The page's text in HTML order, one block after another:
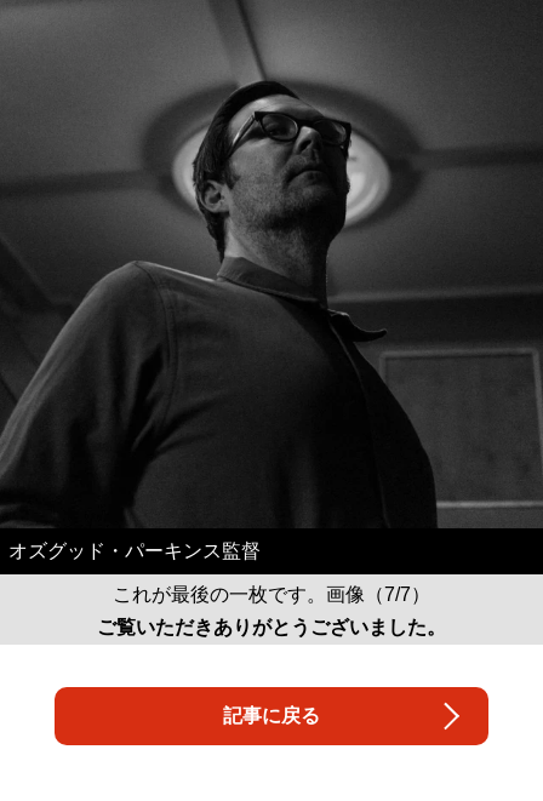
オズグッド・パーキンス監督
これが最後の一枚です。画像（7/7）
ご覧いただきありがとうございました。
記事に戻る